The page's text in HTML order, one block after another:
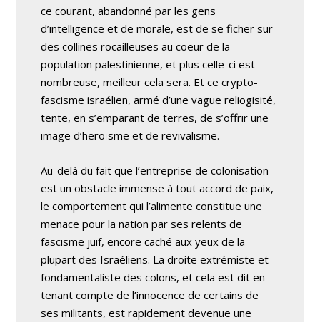
ce courant, abandonné par les gens
d’intelligence et de morale, est de se ficher sur
des collines rocailleuses au coeur de la
population palestinienne, et plus celle-ci est
nombreuse, meilleur cela sera. Et ce crypto-
fascisme israélien, armé d’une vague reliogisité,
tente, en s’emparant de terres, de s’offrir une
image d’heroïsme et de revivalisme.
Au-delà du fait que l’entreprise de colonisation
est un obstacle immense à tout accord de paix,
le comportement qui l’alimente constitue une
menace pour la nation par ses relents de
fascisme juif, encore caché aux yeux de la
plupart des Israéliens. La droite extrémiste et
fondamentaliste des colons, et cela est dit en
tenant compte de l’innocence de certains de
ses militants, est rapidement devenue une